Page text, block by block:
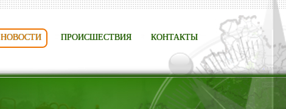
НОВОСТИ ПРОИСШЕСТВИЯ КОНТАКТЫ